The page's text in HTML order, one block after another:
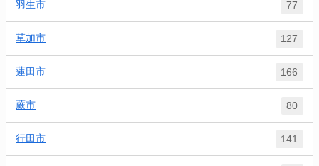
羽生市 77
草加市 127
蓮田市 166
蕨市 80
行田市 141